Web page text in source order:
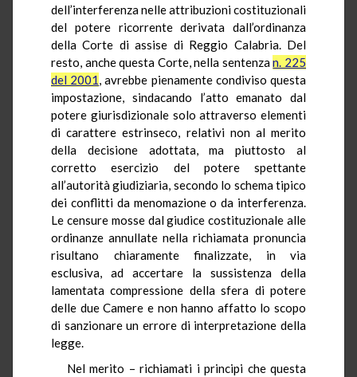
dell’interferenza nelle attribuzioni costituzionali
del potere ricorrente derivata dall’ordinanza
della Corte di assise di Reggio Calabria. Del
resto, anche questa Corte, nella sentenzan. 225
del 2001, avrebbe pienamente condiviso questa
impostazione, sindacando l’atto emanato dal
potere giurisdizionale solo attraverso elementi
di carattere estrinseco, relativi non al merito
della decisione adottata, ma piuttosto al
corretto esercizio del potere spettante
all’autorità giudiziaria, secondo lo schema tipico
dei conflitti da menomazione o da interferenza.
Le censure mosse dal giudice costituzionale alle
ordinanze annullate nella richiamata pronuncia
risultano chiaramente finalizzate, in via
esclusiva, ad accertare la sussistenza della
lamentata compressione della sfera di potere
delle due Camere e non hanno affatto lo scopo
di sanzionare un errore di interpretazione della
legge.
Nel merito – richiamati i principi che questa